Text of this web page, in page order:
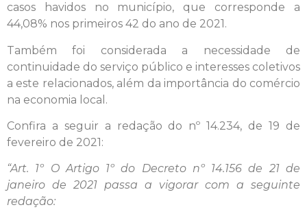
casos havidos no município, que corresponde a
44,08% nos primeiros 42 do ano de 2021.
Também foi considerada a necessidade de
continuidade do serviço público e interesses coletivos
a este relacionados, além da importância do comércio
na economia local.
Confira a seguir a redação do nº 14.234, de 19 de
fevereiro de 2021:
“Art. 1º O Artigo 1º do Decreto nº 14.156 de 21 de
janeiro de 2021 passa a vigorar com a seguinte
redação: